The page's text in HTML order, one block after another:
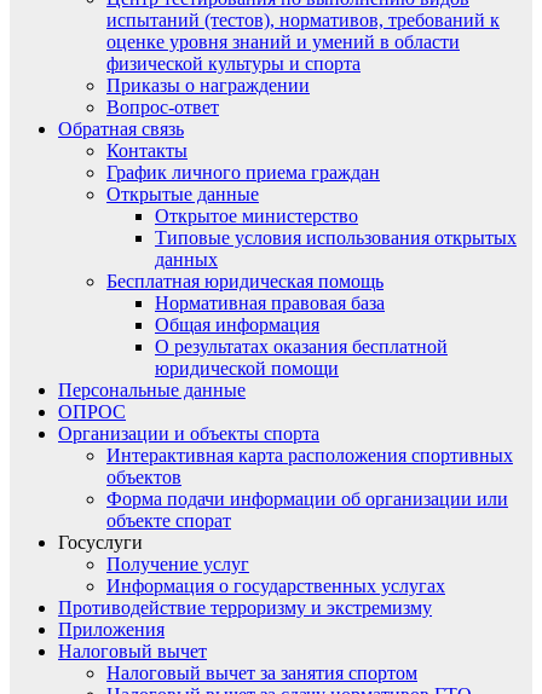
испытаний (тестов), нормативов, требований к
оценке уровня знаний и умений в области
физической культуры и спорта
Приказы о награждении
Вопрос-ответ
Обратная связь
Контакты
График личного приема граждан
Открытые данные
Открытое министерство
Типовые условия использования открытых
данных
Бесплатная юридическая помощь
Нормативная правовая база
Общая информация
О результатах оказания бесплатной
юридической помощи
Персональные данные
ОПРОС
Организации и объекты спорта
Интерактивная карта расположения спортивных
объектов
Форма подачи информации об организации или
объекте спорат
Госуслуги
Получение услуг
Информация о государственных услугах
Противодействие терроризму и экстремизму
Приложения
Налоговый вычет
Налоговый вычет за занятия спортом